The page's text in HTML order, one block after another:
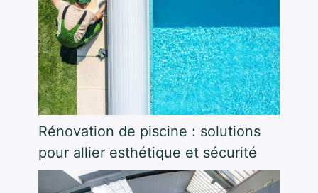
Rénovation de piscine : solutions
pour allier esthétique et sécurité